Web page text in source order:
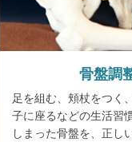
骨盤調
足を組む、頬杖をつく
子に座るなどの生活習
しまった骨盤を、正し